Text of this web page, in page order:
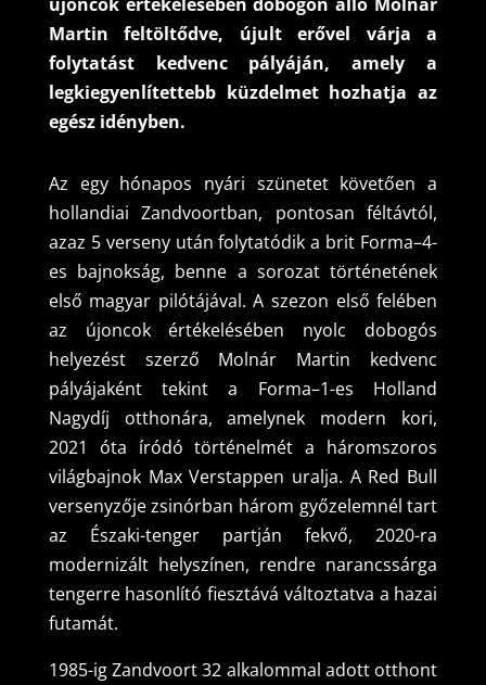
Martin feltöltődve, újult erővel várja a
folytatást kedvenc pályáján, amely a
legkiegyenlítettebb küzdelmet hozhatja az
egész idényben.
Az egy hónapos nyári szünetet követően a
hollandiai Zandvoortban, pontosan féltávtól,
azaz 5 verseny után folytatódik a brit Forma–4-
es bajnokság, benne a sorozat történetének
első magyar pilótájával. A szezon első felében
az újoncok értékelésében nyolc dobogós
helyezést szerző Molnár Martin kedvenc
pályájaként tekint a Forma–1-es Holland
Nagydíj otthonára, amelynek modern kori,
2021 óta íródó történelmét a háromszoros
világbajnok Max Verstappen uralja. A Red Bull
versenyzője zsinórban három győzelemnél tart
az Északi-tenger partján fekvő, 2020-ra
modernizált helyszínen, rendre narancssárga
tengerre hasonlító fiesztává változtatva a hazai
futamát.
1985-ig Zandvoort 32 alkalommal adott otthont